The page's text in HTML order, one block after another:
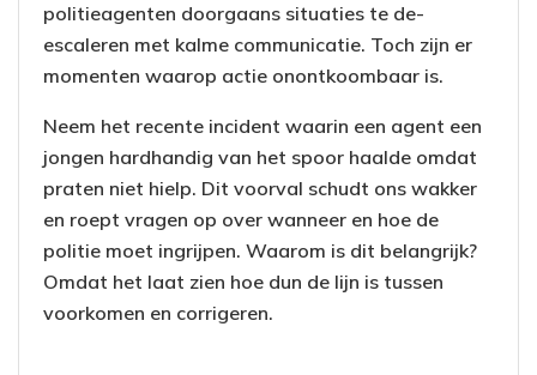
politieagenten doorgaans situaties te de-
escaleren met kalme communicatie. Toch zijn er
momenten waarop actie onontkoombaar is.
Neem het recente incident waarin een agent een
jongen hardhandig van het spoor haalde omdat
praten niet hielp. Dit voorval schudt ons wakker
en roept vragen op over wanneer en hoe de
politie moet ingrijpen. Waarom is dit belangrijk?
Omdat het laat zien hoe dun de lijn is tussen
voorkomen en corrigeren.